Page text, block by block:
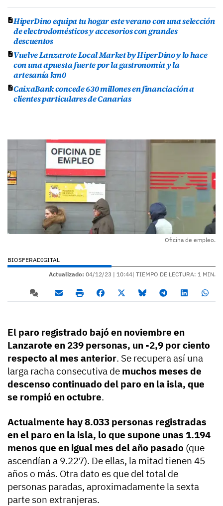
HiperDino equipa tu hogar este verano con una selección
de electrodomésticos y accesorios con grandes
descuentos
Vuelve Lanzarote Local Market by HiperDino y lo hace
con una apuesta fuerte por la gastronomía y la
artesanía km0
CaixaBank concede 630 millones en financiación a
clientes particulares de Canarias
Oficina de empleo.
BIOSFERADIGITAL
Actualizado: 04/12/23 | 10:44| TIEMPO DE LECTURA: 1 MIN.
El paro registrado bajó en noviembre en
Lanzarote en 239 personas, un -2,9 por ciento
respecto al mes anterior. Se recupera así una
larga racha consecutiva de muchos meses de
descenso continuado del paro en la isla, que
se rompió en octubre.
Actualmente hay 8.033 personas registradas
en el paro en la isla, lo que supone unas 1.194
menos que en igual mes del año pasado (que
ascendían a 9.227). De ellas, la mitad tienen 45
años o más. Otra dato es que del total de
personas paradas, aproximadamente la sexta
parte son extranjeras.